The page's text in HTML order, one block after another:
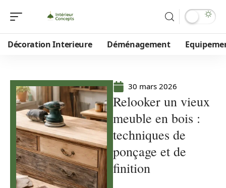
Décoration Interieure Déménagement
30 mars 2026
Relooker un vieux
meuble en bois :
techniques de
ponçage et de
finition